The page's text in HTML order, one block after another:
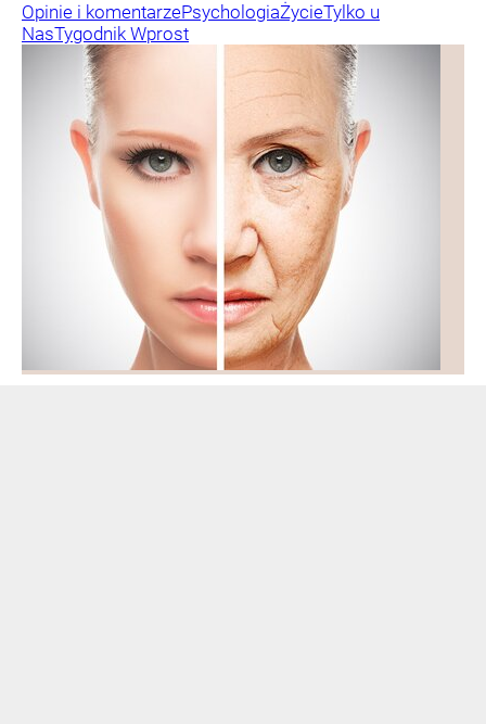
Opinie i komentarzePsychologiaŻycieTylko u
NasTygodnik Wprost